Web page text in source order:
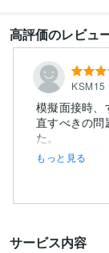
高評価のレビュ
KSM15
模擬面接時、
直すべきの問
た。
さらに、事前
もっと見る
サービス内容